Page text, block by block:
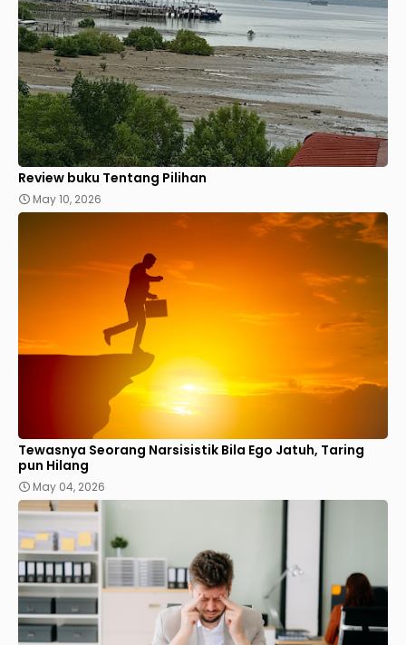
Review buku Tentang Pilihan
May 10, 2026
Tewasnya Seorang Narsisistik Bila Ego Jatuh, Taring
pun Hilang
May 04, 2026